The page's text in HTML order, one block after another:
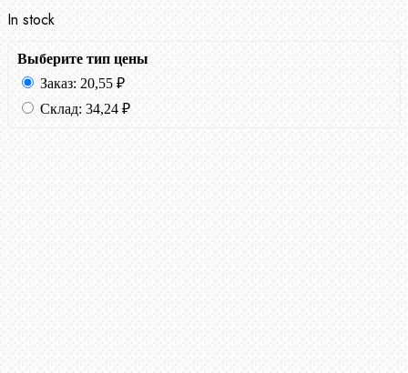
In stock
Выберите тип цены
Заказ: 20,55 ₽
Склад: 34,24 ₽